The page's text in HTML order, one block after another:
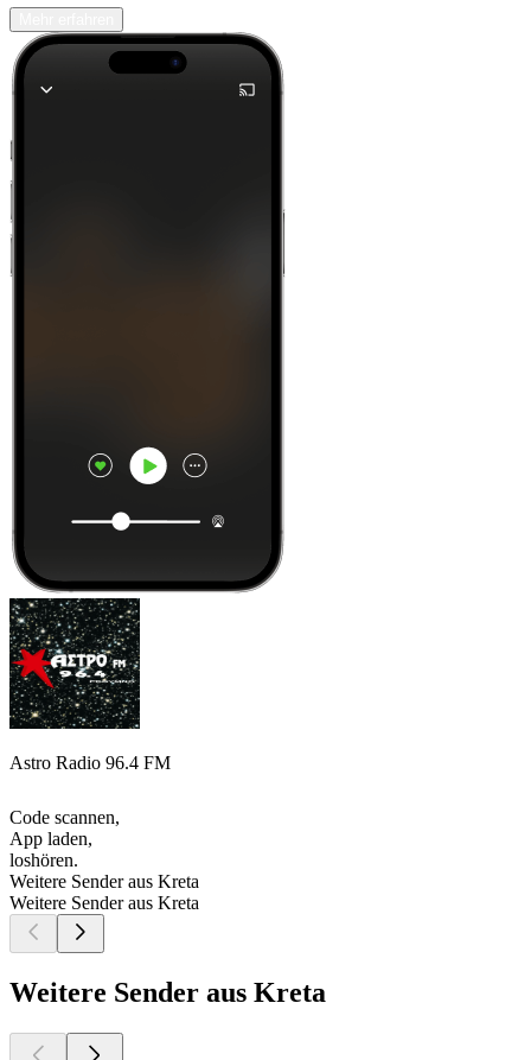
Astro Radio 96.4 FM
Code scannen,
App laden,
loshören.
Weitere Sender aus Kreta
Weitere Sender aus Kreta
Weitere Sender aus Kreta